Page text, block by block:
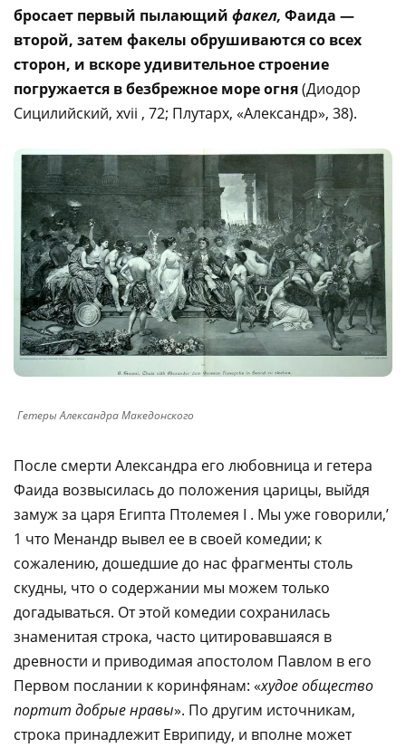
бросает первый пылающий факел, Фаида —
второй, затем факелы обрушиваются со всех
сторон, и вскоре удивительное строение
погружается в безбрежное море огня(Диодор
Сицилийский, xvii , 72; Плутарх, «Александр», 38).
Гетеры Александра Македонского
После смерти Александра его любовница и гетера
Фаида возвысилась до положения царицы, выйдя
замуж за царя Египта Птолемея I . Мы уже говорили,’
1 что Менандр вывел ее в своей комедии; к
сожалению, дошедшие до нас фрагменты столь
скудны, что о содержании мы можем только
догадываться. От этой комедии сохранилась
знаменитая строка, часто цитировавшаяся в
древности и приводимая апостолом Павлом в его
Первом послании к коринфянам: «худое общество
портит добрые нравы». По другим источникам,
строка принадлежит Еврипиду, и вполне может